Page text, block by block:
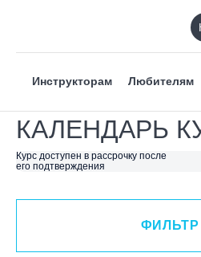
Инструкторам Любителям
КАЛЕНДАРЬ
Курс доступен в рассрочку после
его подтверждения
ФИЛЬТР
ВИД СПОРТА
Я ХОЧУ
КАТЕГОРИЯ
ФИЛЬТР